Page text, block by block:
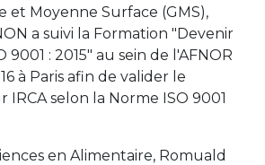
et Moyenne Surface (GMS),
a suivi la Formation "Devenir
9001 : 2015" au sein de l'AFNOR
à Paris afin de valider le
selon la Norme ISO 9001
en Alimentaire, Romuald